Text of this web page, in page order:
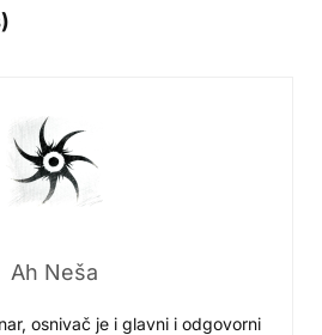
Ah Neša
osnivač je i glavni i odgovorni